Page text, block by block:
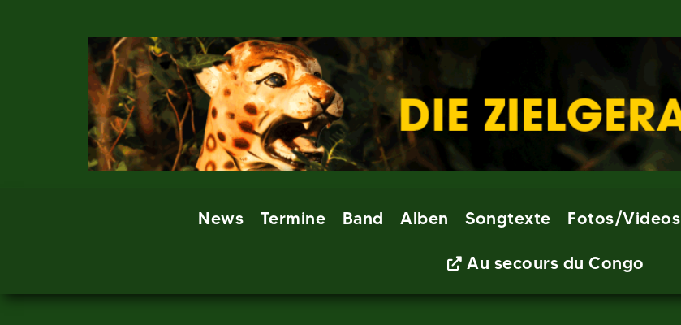
News Termine Band Alben Songtexte Fotos/Videos
Au secours du Congo